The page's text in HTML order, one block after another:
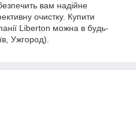
вам надійне
очистку. Купити
Liberton можна в будь-
Ужгород).